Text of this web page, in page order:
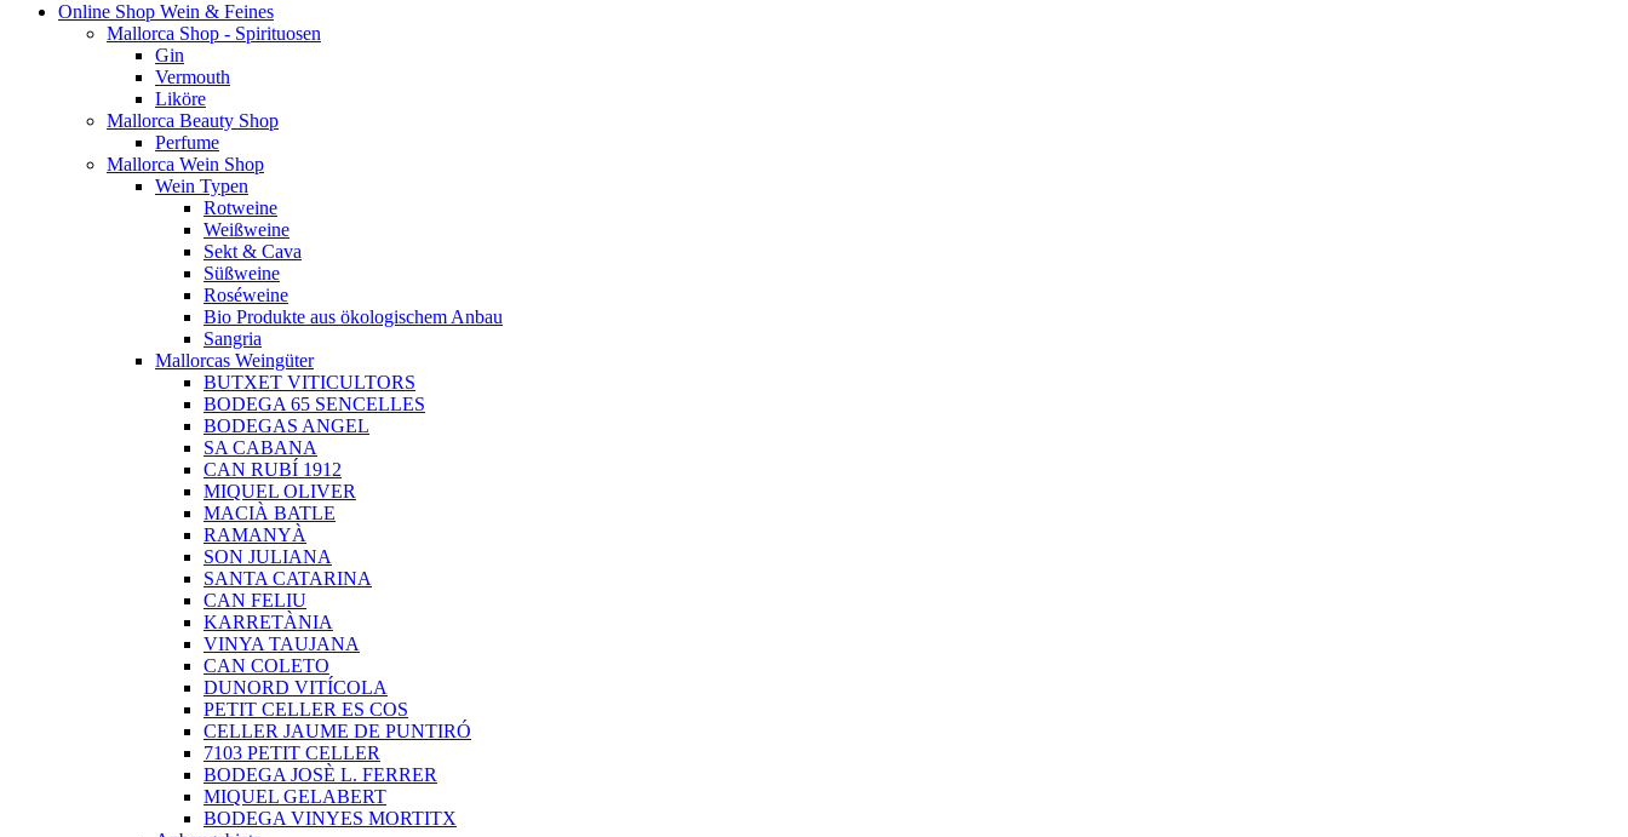
Online Shop Wein & Feines
Mallorca Shop - Spirituosen
Gin
Vermouth
Liköre
Mallorca Beauty Shop
Perfume
Mallorca Wein Shop
Wein Typen
Rotweine
Weißweine
Sekt & Cava
Süßweine
Roséweine
Bio Produkte aus ökologischem Anbau
Sangria
Mallorcas Weingüter
BUTXET VITICULTORS
BODEGA 65 SENCELLES
BODEGAS ANGEL
SA CABANA
CAN RUBÍ 1912
MIQUEL OLIVER
MACIÀ BATLE
RAMANYÀ
SON JULIANA
SANTA CATARINA
CAN FELIU
KARRETÀNIA
VINYA TAUJANA
CAN COLETO
DUNORD VITÍCOLA
PETIT CELLER ES COS
CELLER JAUME DE PUNTIRÓ
7103 PETIT CELLER
BODEGA JOSÈ L. FERRER
MIQUEL GELABERT
BODEGA VINYES MORTITX